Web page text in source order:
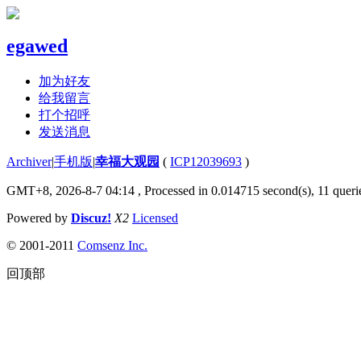
egawed
加为好友
给我留言
打个招呼
发送消息
Archiver|手机版|幸福大观园 ( ICP12039693 )
GMT+8, 2026-8-7 04:14 , Processed in 0.014715 second(s), 11
Powered by Discuz! X2 Licensed
© 2001-2011 Comsenz Inc.
回顶部